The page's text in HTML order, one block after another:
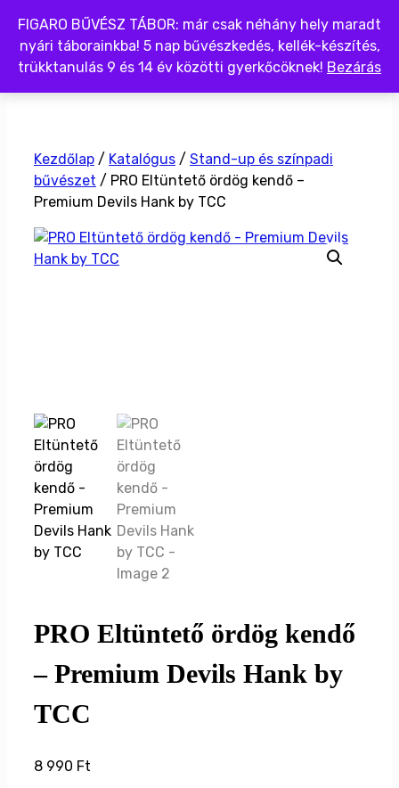
FIGARO BŰVÉSZ TÁBOR: már csak néhány hely maradt
nyári táborainkba! 5 nap bűvészkedés, kellék-készítés,
trükktanulás 9 és 14 év közötti gyerkőcöknek! Bezárás
Kilépés
tartalomba
Menü
Kezdőlap / Katalógus / Stand-up és színpadi
bűvészet / PRO Eltüntető ördög kendő –
Premium Devils Hank by TCC
PRO Eltüntető ördög kendő
– Premium Devils Hank by
TCC
8 990 Ft